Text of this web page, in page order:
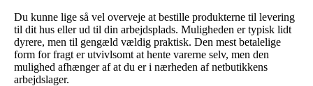
Du kunne lige så vel overveje at bestille produkterne til levering
til dit hus eller ud til din arbejdsplads. Muligheden er typisk lidt
dyrere, men til gengæld vældig praktisk. Den mest betalelige
form for fragt er utvivlsomt at hente varerne selv, men den
mulighed afhænger af at du er i nærheden af netbutikkens
arbejdslager.